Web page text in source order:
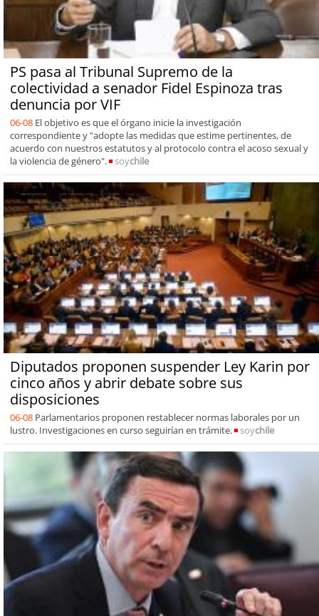
PS pasa al Tribunal Supremo de la
colectividad a senador Fidel Espinoza tras
denuncia por VIF
06-08 El objetivo es que el órgano inicie la investigación
correspondiente y "adopte las medidas que estime pertinentes, de
acuerdo con nuestros estatutos y al protocolo contra el acoso sexual y
la violencia de género".
soychile
Diputados proponen suspender Ley Karin por
cinco años y abrir debate sobre sus
disposiciones
06-08 Parlamentarios proponen restablecer normas laborales por un
lustro. Investigaciones en curso seguirían en trámite.
soychile